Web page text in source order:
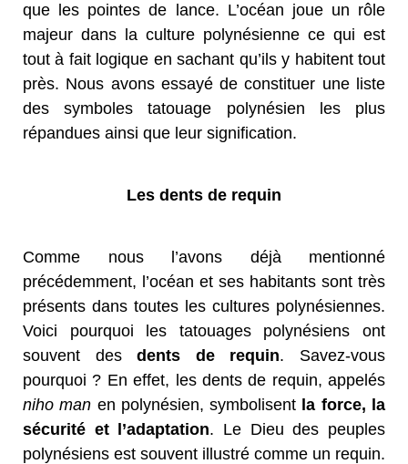
que les pointes de lance. L’océan joue un rôle
majeur dans la culture polynésienne ce qui est
tout à fait logique en sachant qu’ils y habitent tout
près. Nous avons essayé de constituer une liste
des symboles tatouage polynésien les plus
répandues ainsi que leur signification.
Les dents de requin
Comme nous l’avons déjà mentionné
précédemment, l’océan et ses habitants sont très
présents dans toutes les cultures polynésiennes.
Voici pourquoi les tatouages polynésiens ont
souvent desdents de requin. Savez-vous
pourquoi ? En effet, les dents de requin, appelés
niho man en polynésien, symbolisent la force, la
sécurité et l’adaptation. Le Dieu des peuples
polynésiens est souvent illustré comme un requin.